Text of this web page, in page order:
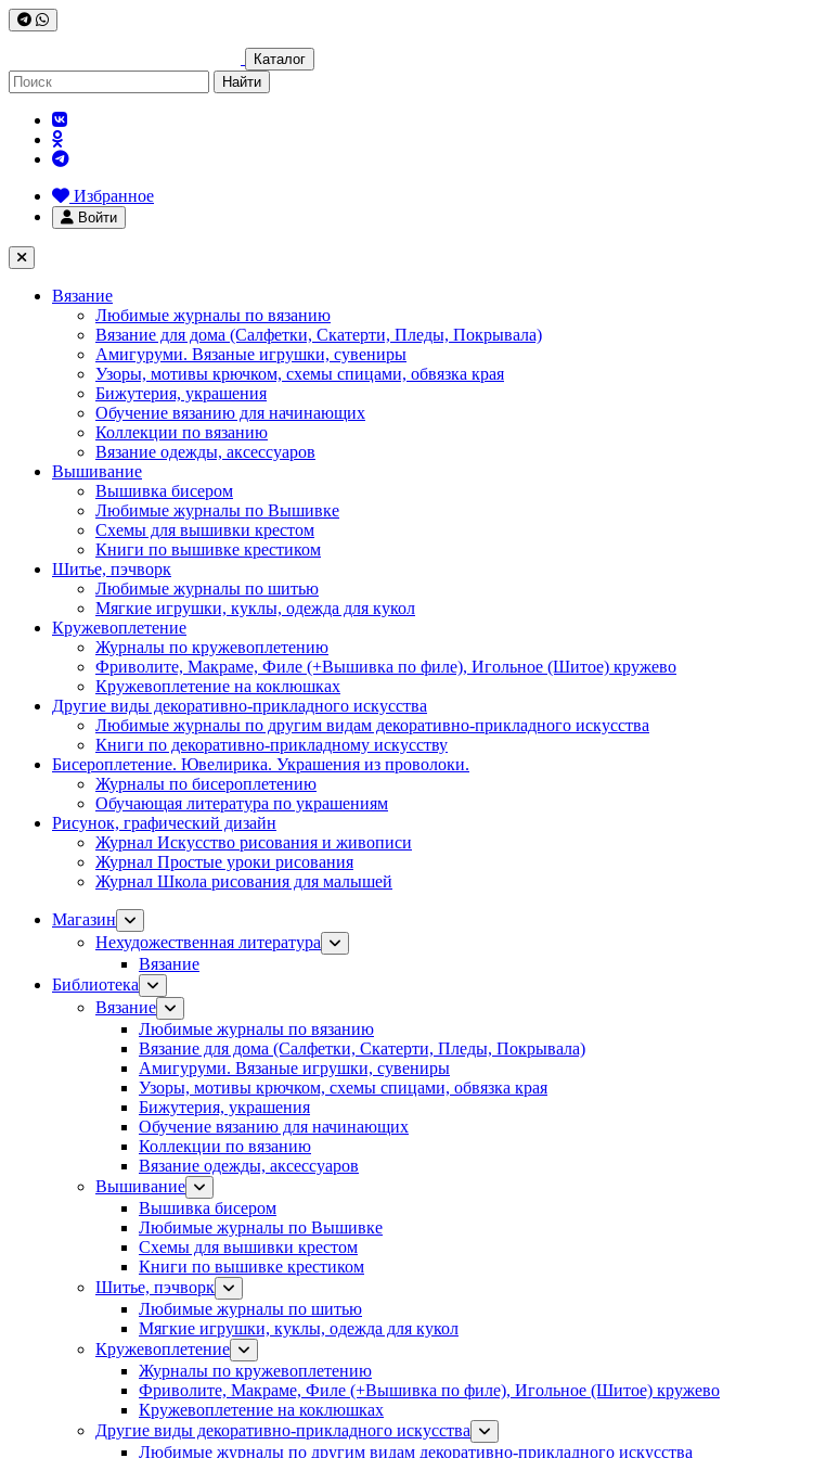
Каталог
Найти
Избранное
Войти
Вязание
Любимые журналы по вязанию
Вязание для дома (Салфетки, Скатерти, Пледы, Покрывала)
Амигуруми. Вязаные игрушки, сувениры
Узоры, мотивы крючком, схемы спицами, обвязка края
Бижутерия, украшения
Обучение вязанию для начинающих
Коллекции по вязанию
Вязание одежды, аксессуаров
Вышивание
Вышивка бисером
Любимые журналы по Вышивке
Схемы для вышивки крестом
Книги по вышивке крестиком
Шитье, пэчворк
Любимые журналы по шитью
Мягкие игрушки, куклы, одежда для кукол
Кружевоплетение
Журналы по кружевоплетению
Фриволите, Макраме, Филе (+Вышивка по филе), Игольное (Шитое) кружево
Кружевоплетение на коклюшках
Другие виды декоративно-прикладного искусства
Любимые журналы по другим видам декоративно-прикладного искусства
Книги по декоративно-прикладному искусству
Бисероплетение. Ювелирика. Украшения из проволоки.
Журналы по бисероплетению
Обучающая литература по украшениям
Рисунок, графический дизайн
Журнал Искусство рисования и живописи
Журнал Простые уроки рисования
Журнал Школа рисования для малышей
Магазин
Нехудожественная литература
Вязание
Библиотека
Вязание
Любимые журналы по вязанию
Вязание для дома (Салфетки, Скатерти, Пледы, Покрывала)
Амигуруми. Вязаные игрушки, сувениры
Узоры, мотивы крючком, схемы спицами, обвязка края
Бижутерия, украшения
Обучение вязанию для начинающих
Коллекции по вязанию
Вязание одежды, аксессуаров
Вышивание
Вышивка бисером
Любимые журналы по Вышивке
Схемы для вышивки крестом
Книги по вышивке крестиком
Шитье, пэчворк
Любимые журналы по шитью
Мягкие игрушки, куклы, одежда для кукол
Кружевоплетение
Журналы по кружевоплетению
Фриволите, Макраме, Филе (+Вышивка по филе), Игольное (Шитое) кружево
Кружевоплетение на коклюшках
Другие виды декоративно-прикладного искусства
Любимые журналы по другим видам декоративно-прикладного искусства